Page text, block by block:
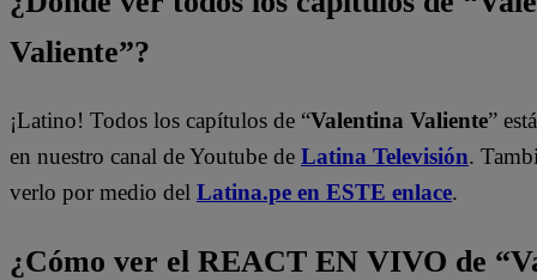
Valiente”?
¡Latino! Todos los capítulos de “Valentina Valiente”
en nuestro canal de Youtube de Latina Televisión.
verlo por medio del Latina.pe en ESTE enlace.
¿Cómo ver el REACT EN VIVO de